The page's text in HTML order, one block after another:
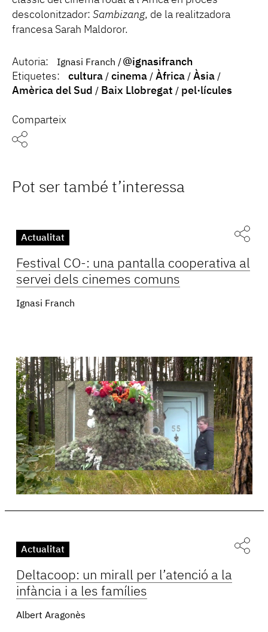
descolonitzador: Sambizang, de la realitzadora
francesa Sarah Maldoror.
Autoria: Ignasi Franch
@ignasifranch
Etiquetes:
cultura cinema Àfrica
Àsia
Amèrica del Sud
Baix Llobregat pel·lícules
Comparteix
Pot ser també t’interessa
Actualitat
Festival CO-: una pantalla cooperativa al
servei dels cinemes comuns
Ignasi Franch
Actualitat
Deltacoop: un mirall per l’atenció a la
infància i a les famílies
Albert Aragonès